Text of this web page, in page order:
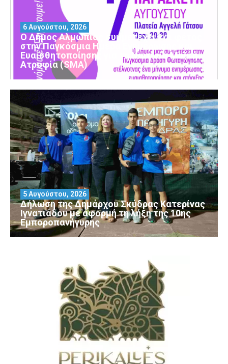
Ο Δήμος Αλμωπίας συμμετέχει και φέτος
στην Παγκόσμια Ημέρα Ενημέρωσης και
Ευαισθητοποίησης για τη Νωτιαία Μυϊκή
Ατροφία (SMA)
6 Αυγούστου, 2026
Δήλωση της Δημάρχου Σκύδρας Κατερίνας
Ιγνατιάδου με αφορμή τη λήξη της 10ης
Εμποροπανήγυρης
5 Αυγούστου, 2026